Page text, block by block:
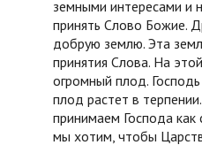
земными интересами и
принять Слово Божие.
добрую землю. Эта
принятия Слова. На
огромный плод.
плод растет в
принимаем Господа как
мы хотим, чтобы